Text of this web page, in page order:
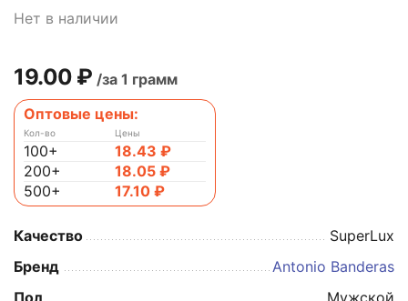
Нет в наличии
19.00 ₽ /за 1 грамм
Оптовые цены:
Кол-во
100+
200+
500+
Цены
18.43 ₽
18.05 ₽
17.10 ₽
Качество
SuperLux
Бренд
Antonio Banderas
Пол
Мужской